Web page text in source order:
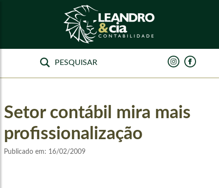
Setor contábil mira mais
profissionalização
Publicado em: 16/02/2009